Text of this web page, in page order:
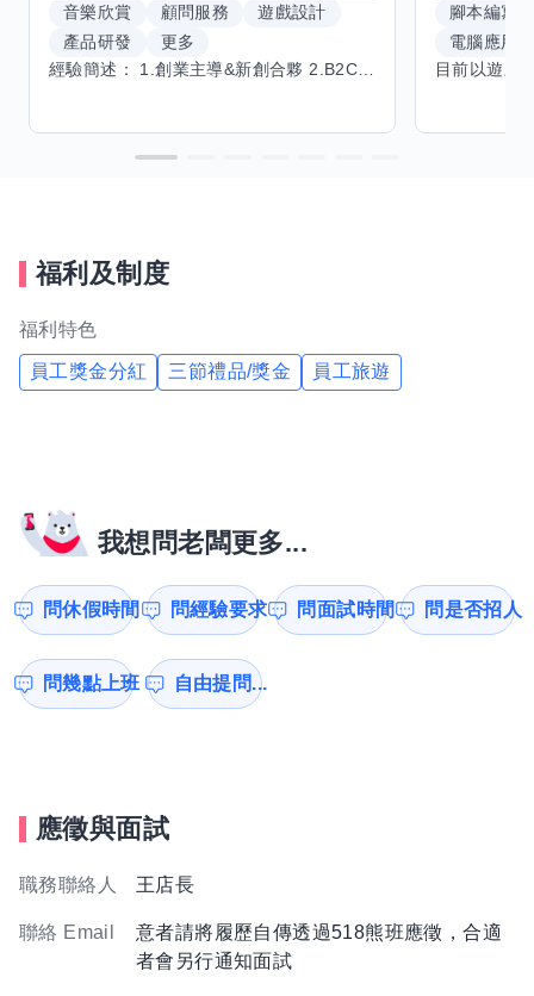
音樂欣賞 顧問服務
遊戲設計
產品研發
更多
腳本編寫
電腦應用
福利及制度
福利特色
員工獎金分紅 三節禮品/獎金 員工旅遊
我想問老闆更多...
問休假時間 問經驗要求 問面試時間 問是否招人
問幾點上班 自由提問...
應徵與面試
職務聯絡人 王店長
聯絡 Email
意者請將履歷自傳透過518熊班應徵，合適
者會另行通知面試